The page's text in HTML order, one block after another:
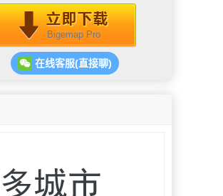
Bigemap Pro
在线客服(直接聊)